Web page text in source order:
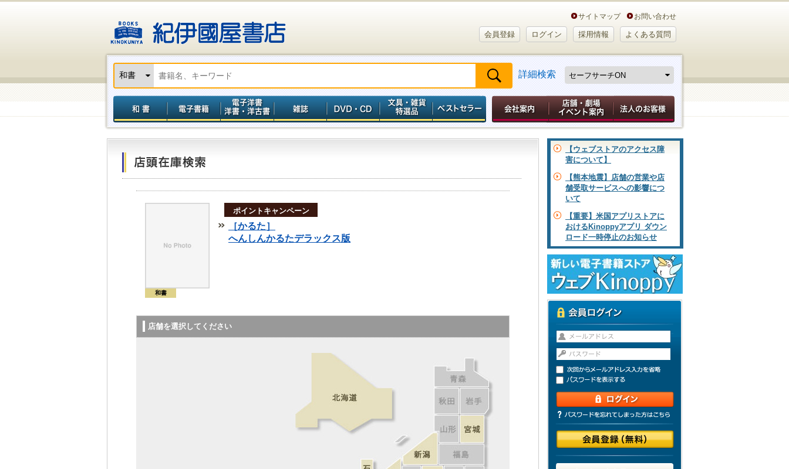
サイトマップ お問い合わせ
会員登録 ログイン 採用情報 よくある質問
詳細検索
和書
ポイントキャンペーン
［かるた］
へんしんかるたデラックス版
店舗を選択してください
【ウェブストアのアクセス障
害について】
【熊本地震】店舗の営業や店
舗受取サービスへの影響につ
いて
【重要】米国アプリストアに
おけるKinoppyアプリ ダウン
ロード一時停止のお知らせ